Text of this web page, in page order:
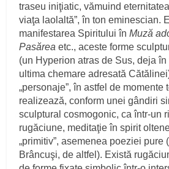
traseu iniţiatic, vămuind
viaţa laolaltă”, în ton eminescian.
manifestarea Spiritului înMuză
Pasăreaetc., aceste forme
(un Hyperion atras de Sus, deja în
ultima chemare adresată
„personaje”, în astfel de momente
realizează, conform unei gândiri
sculptural cosmogonic, ca într-un
rugăciune, meditaţie în spirit
„primitiv”, asemenea poeziei pure
Brâncuşi, de altfel). Există